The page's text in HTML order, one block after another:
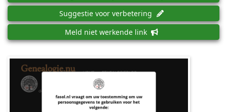
Suggestie voor verbetering
Meld niet werkende link